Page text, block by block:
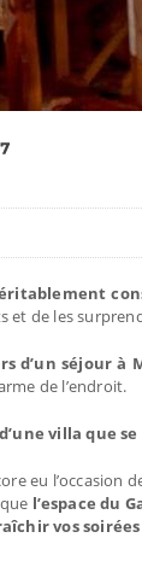
et de les
d’un séjour à
de l’endroit.
villa que
eu
l’espace du
vos